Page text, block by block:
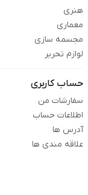
هنری
معماری
مجسمه سازی
لوازم تحریر
حساب کاربری
سفارشات من
اطلاعات حساب
آدرس ها
علاقه مندی ها